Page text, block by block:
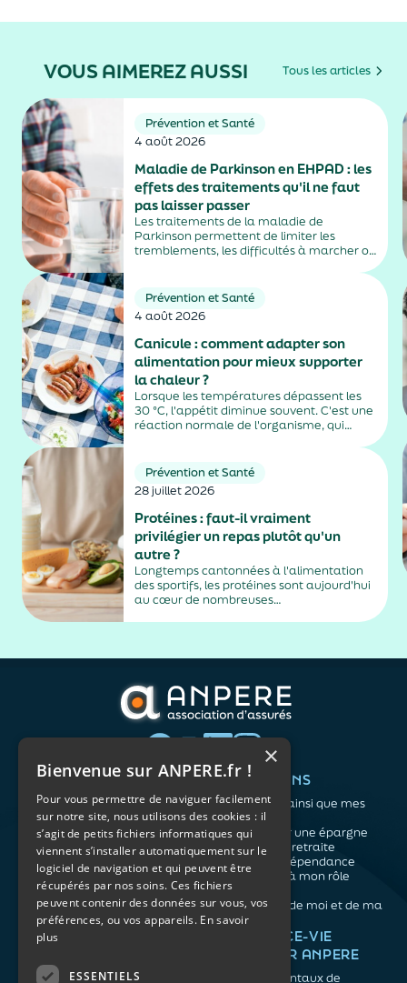
VOUS AIMEREZ AUSSI Tous les articles
Prévention et Santé
4 août 2026
Maladie de Parkinson en EHPAD : les
effets des traitements qu'il ne faut
pas laisser passer
Les traitements de la maladie de
Parkinson permettent de limiter les
tremblements, les difficultés à marcher ou
parfois difficiles à repérer, notamment
chez les personnes âgées vivant en
EHPAD....
Prévention et Santé
4 août 2026
Canicule : comment adapter son
alimentation pour mieux supporter
la chaleur ?
Lorsque les températures dépassent les
30 °C, l'appétit diminue souvent. C'est une
réaction normale de l'organisme, qui
sauter des repas ? Quels aliments
privilégier ? Une alimentation adaptée
permet non...
Prévention et Santé
28 juillet 2026
Protéines : faut-il vraiment
privilégier un repas plutôt qu'un
autre ?
Longtemps cantonnées à l'alimentation
des sportifs, les protéines sont aujourd'hui
au cœur de nombreuses
distinguer les conseils fondés des effets de
QUI SOMMES-NOUS ?
L'association
Notre organisation
L’équipe
Les atouts du contrat
associatif
VOS BESOINS
Me protéger ainsi que mes
proches
Me constituer une épargne
Préparer ma retraite
Anticiper la dépendance
Me préparer à mon rôle
d'aidant
Prendre soin de moi et de ma
santé
NOS ARTICLES
Retraite
ASSURANCE-VIE
FACILE PAR ANPERE
Les fondamentaux de
×
Bienvenue sur ANPERE.fr !
Pour vous permettre de naviguer facilement
sur notre site, nous utilisons des cookies : il
s’agit de petits fichiers informatiques qui
viennent s’installer automatiquement sur le
logiciel de navigation et qui peuvent être
récupérés par nos soins. Ces fichiers
peuvent contenir des données sur vous, vos
préférences, ou vos appareils. En savoir
plus
ESSENTIELS